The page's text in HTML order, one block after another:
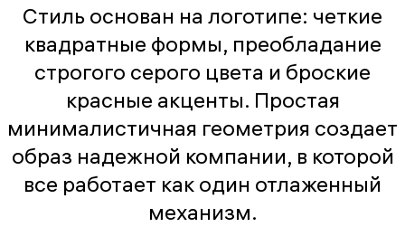
Стиль основан на логотипе: четкие
квадратные формы, преобладание
строгого серого цвета и броские
красные акценты. Простая
минималистичная геометрия создает
образ надежной компании, в которой
все работает как один отлаженный
механизм.